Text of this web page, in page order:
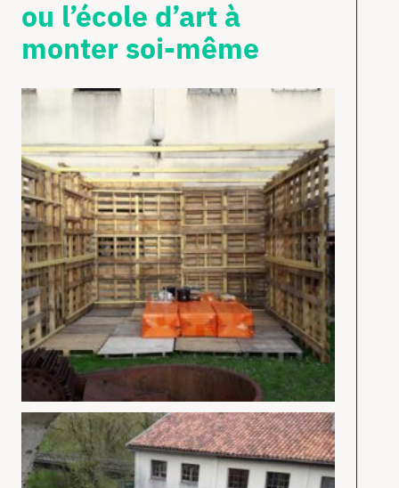
ou l’école d’art à
monter soi-même